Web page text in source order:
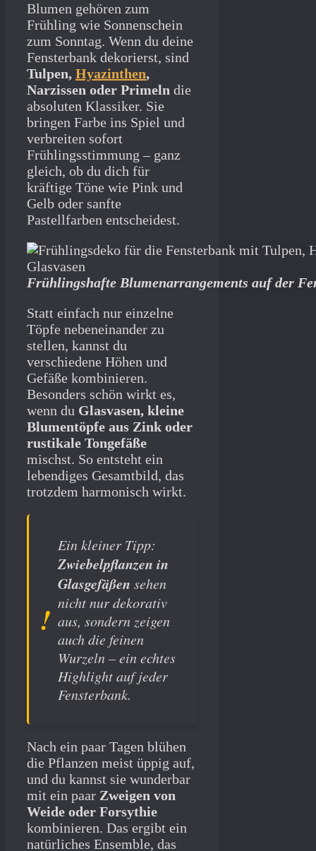
Blumen gehören zum
Frühling wie Sonnenschein
zum Sonntag. Wenn du deine
Fensterbank dekorierst, sind
Tulpen, Hyazinthen,
Narzissen oder Primeln die
absoluten Klassiker. Sie
bringen Farbe ins Spiel und
verbreiten sofort
Frühlingsstimmung – ganz
gleich, ob du dich für
kräftige Töne wie Pink und
Gelb oder sanfte
Pastellfarben entscheidest.
Frühlingshafte Blumenarrangements auf der
Statt einfach nur einzelne
Töpfe nebeneinander zu
stellen, kannst du
verschiedene Höhen und
Gefäße kombinieren.
Besonders schön wirkt es,
wenn du Glasvasen, kleine
Blumentöpfe aus Zink oder
rustikale Tongefäße
mischst. So entsteht ein
lebendiges Gesamtbild, das
trotzdem harmonisch wirkt.
Ein kleiner Tipp:
Zwiebelpflanzen in
Glasgefäßen sehen
nicht nur dekorativ
aus, sondern zeigen
auch die feinen
Wurzeln – ein echtes
Highlight auf jeder
Fensterbank.
Nach ein paar Tagen blühen
die Pflanzen meist üppig auf,
und du kannst sie wunderbar
mit ein paar Zweigen von
Weide oder Forsythie
kombinieren. Das ergibt ein
natürliches Ensemble, das